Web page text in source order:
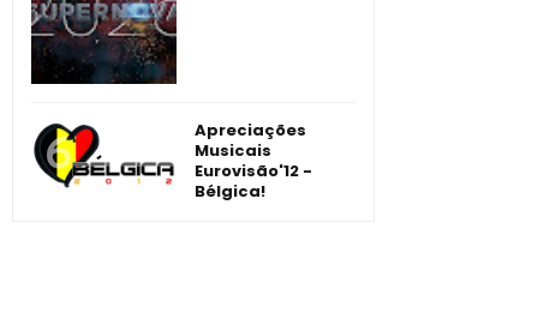
Apreciações
Musicais
Eurovisão'12 -
Bélgica!